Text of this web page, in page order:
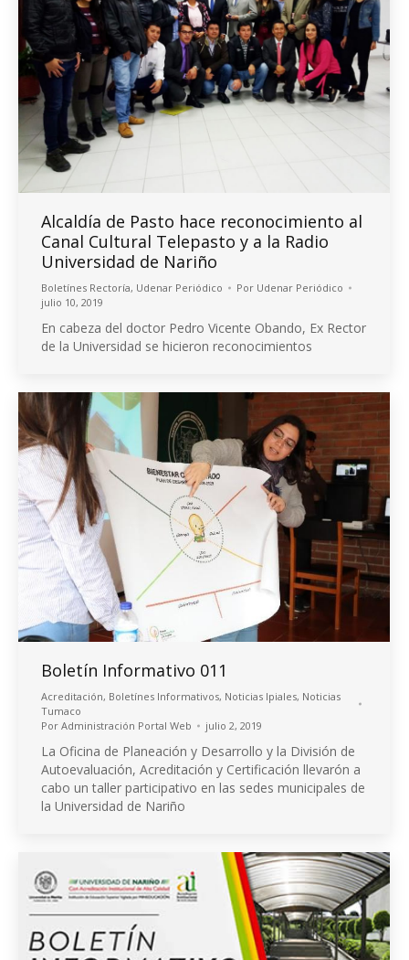
Alcaldía de Pasto hace reconocimiento al
Canal Cultural Telepasto y a la Radio
Universidad de Nariño
Boletínes Rectoría, Udenar Periódico Por Udenar Periódico
julio 10, 2019
En cabeza del doctor Pedro Vicente Obando, Ex Rector
de la Universidad se hicieron reconocimientos
Boletín Informativo 011
Acreditación, Boletínes Informativos, Noticias Ipiales, Noticias
Tumaco
Por Administración Portal Web julio 2, 2019
La Oficina de Planeación y Desarrollo y la División de
Autoevaluación, Acreditación y Certificación llevarón a
cabo un taller participativo en las sedes municipales de
la Universidad de Nariño